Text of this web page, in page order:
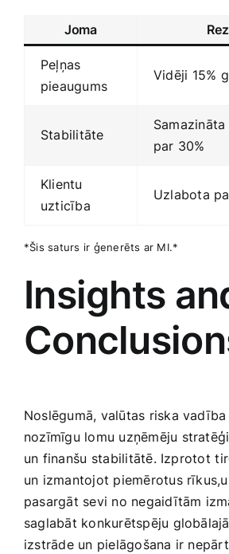
Joma
Peļņas‍
pieaugums
Vidēji 15%
Stabilitāte
par 30%
Klientu
uzticība
Uzlabota
*Šis saturs ir ģenerēts ar​ MI.*
Insights
Noslēgumā, valūtas riska
nozīmīgu lomu uzņēmēju
un finanšu⁤ stabilitātē.‌ Izprotot⁢
un izmantojot piemērotus
pasargāt sevi no negaidītām
‌saglabāt konkurētspēju
izstrāde un pielāgošana ir